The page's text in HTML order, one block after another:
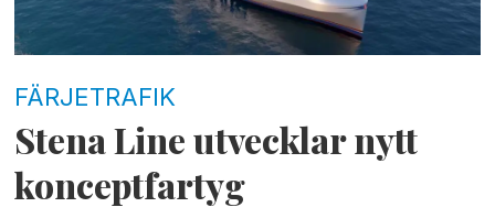
FÄRJETRAFIK
Stena Line utvecklar nytt
konceptfartyg